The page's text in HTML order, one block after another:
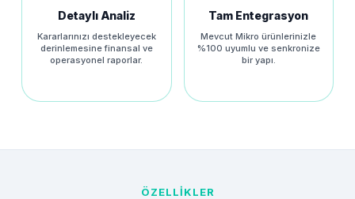
Detaylı Analiz
Kararlarınızı destekleyecek
derinlemesine finansal ve
operasyonel raporlar.
Tam Entegrasyon
Mevcut Mikro ürünlerinizle
%100 uyumlu ve senkronize
bir yapı.
ÖZELLİKLER